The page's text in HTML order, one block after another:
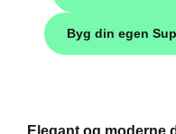
Byg din egen